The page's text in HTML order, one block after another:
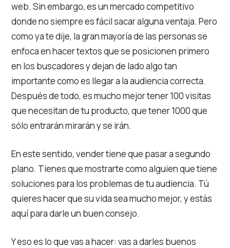
web. Sin embargo, es un mercado competitivo
donde no siempre es fácil sacar alguna ventaja. Pero
como ya te dije, la gran mayoría de las personas se
enfoca en hacer textos que se posicionen primero
en los buscadores y dejan de lado algo tan
importante como es llegar a la audiencia correcta.
Después de todo, es mucho mejor tener 100 visitas
que necesitan de tu producto, que tener 1000 que
sólo entrarán mirarán y se irán.
En este sentido, vender tiene que pasar a segundo
plano. Tienes que mostrarte como alguien que tiene
soluciones para los problemas de tu audiencia. Tú
quieres hacer que su vida sea mucho mejor, y estás
aquí para darle un buen consejo.
Y eso es lo que vas a hacer: vas a darles buenos